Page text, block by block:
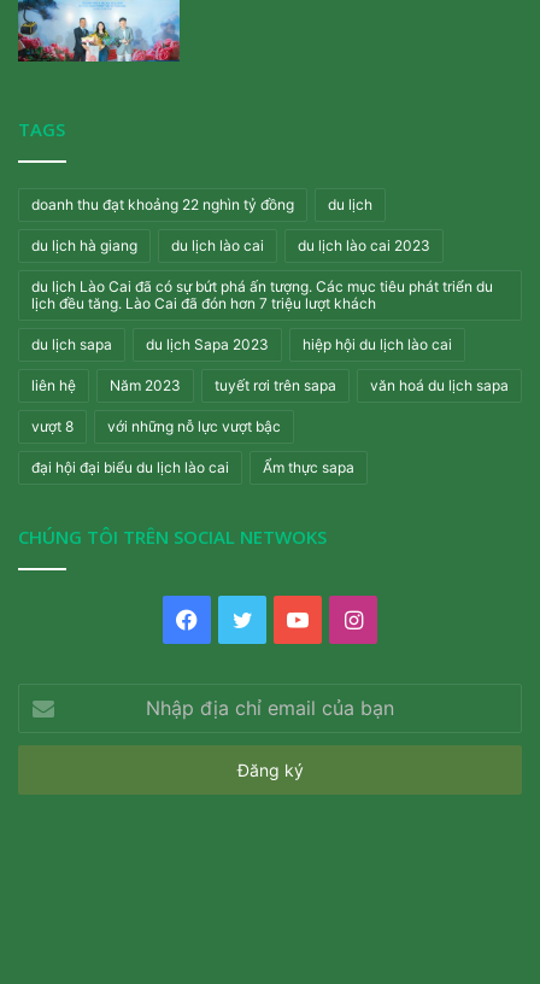
TAGS
doanh thu đạt khoảng 22 nghìn tỷ đồng du lịch
du lịch hà giang du lịch lào cai du lịch lào cai 2023
du lịch Lào Cai đã có sự bứt phá ấn tượng. Các mục tiêu phát triển du
lịch đều tăng. Lào Cai đã đón hơn 7 triệu lượt khách
du lịch sapa du lịch Sapa 2023 hiệp hội du lịch lào cai
liên hệ Năm 2023 tuyết rơi trên sapa văn hoá du lịch sapa
vượt 8 với những nỗ lực vượt bậc
đại hội đại biểu du lịch lào cai Ẩm thực sapa
CHÚNG TÔI TRÊN SOCIAL NETWOKS
Facebook
TwitterYouTubeInstagram
địa
chỉ
của